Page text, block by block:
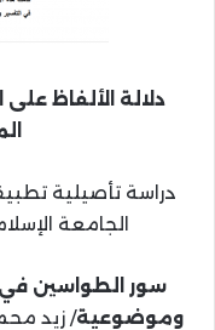
دلالة الألفاظ
دراسة تأصيلية
الجامعة الإسلامية بغزة،
سور الطواسين في
وموضوعية/ زيد